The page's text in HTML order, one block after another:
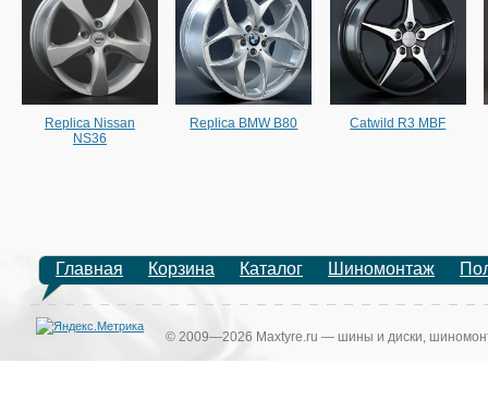
Replica Nissan
NS36
Replica BMW B80 Catwild R3 MBF
Главная Корзина Каталог Шиномонтаж
© 2009—2026 Maxtyre.ru — шины и диски,